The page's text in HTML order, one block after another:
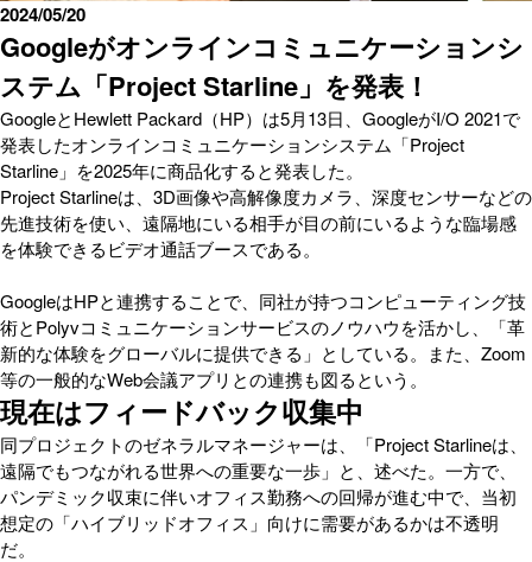
Googleがオンラインコミュニケーションシ
ステム「Project Starline」を発表！
2024/05/20
GoogleとHewlett Packard（HP）は5月13日、GoogleがI/O 2021で
発表したオンラインコミュニケーションシステム「Project
Starline」を2025年に商品化すると発表した。
Project Starlineは、3D画像や高解像度カメラ、深度センサーなどの
先進技術を使い、遠隔地にいる相手が目の前にいるような臨場感
を体験できるビデオ通話ブースである。
GoogleはHPと連携することで、同社が持つコンピューティング技
術とPolyvコミュニケーションサービスのノウハウを活かし、「革
新的な体験をグローバルに提供できる」としている。また、Zoom
等の一般的なWeb会議アプリとの連携も図るという。
現在はフィードバック収集中
同プロジェクトのゼネラルマネージャーは、「Project Starlineは、
遠隔でもつながれる世界への重要な一歩」と、述べた。一方で、
パンデミック収束に伴いオフィス勤務への回帰が進む中で、当初
想定の「ハイブリッドオフィス」向けに需要があるかは不透明
だ。